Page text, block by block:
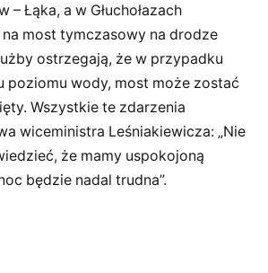
– Łąka, a w Głuchołazach
most tymczasowy na drodze
ostrzegają, że w przypadku
poziomu wody, most może zostać
Wszystkie te zdarzenia
wiceministra Leśniakiewicza: „Nie
że mamy uspokojoną
będzie nadal trudna”.